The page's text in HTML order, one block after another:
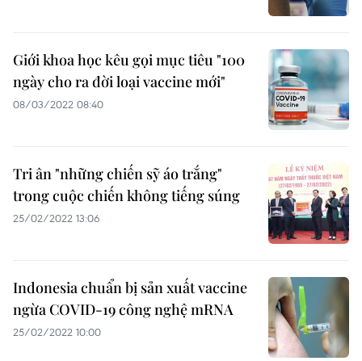
Giới khoa học kêu gọi mục tiêu "100
ngày cho ra đời loại vaccine mới"
08/03/2022 08:40
Tri ân "những chiến sỹ áo trắng"
trong cuộc chiến không tiếng súng
25/02/2022 13:06
Indonesia chuẩn bị sản xuất vaccine
ngừa COVID-19 công nghệ mRNA
25/02/2022 10:00